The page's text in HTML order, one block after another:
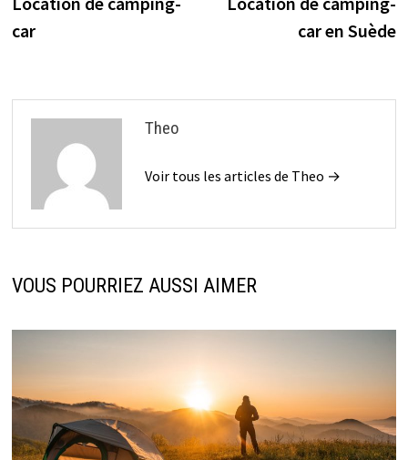
de
car
car en Suède
Theo
Voir tous les articles de Theo →
VOUS POURRIEZ AUSSI AIMER